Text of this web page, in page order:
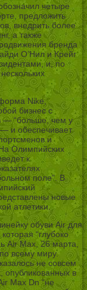
четыре
предложить
внедрить более
а также
бренда
О’Нил и Крейг
и, по
Nike,
бизнес с
— “больше, чем у
и обеспечивает
и
Олимпийских
к
поле”. В
новые
атлетики.
обуви Air для
“глубоко
Air Max, 26 марта,
всему миру.
не совсем
опубликованных в
Max Dn “не